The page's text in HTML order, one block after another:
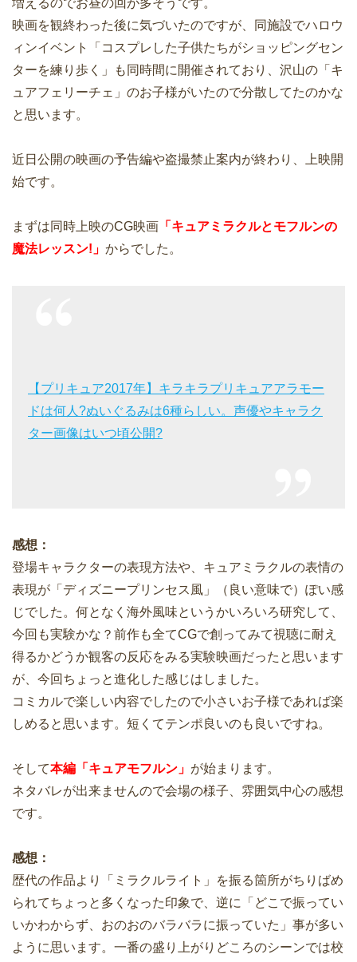
増えるのでお昼の回が多そうです。
映画を観終わった後に気づいたのですが、同施設でハロウ
ィンイベント「コスプレした子供たちがショッピングセン
ターを練り歩く」も同時間に開催されており、沢山の「キ
ュアフェリーチェ」のお子様がいたので分散してたのかな
と思います。
近日公開の映画の予告編や盗撮禁止案内が終わり、上映開
始です。
まずは同時上映のCG映画 「キュアミラクルとモフルンの
魔法レッスン!」 からでした。
【プリキュア2017年】キラキラプリキュアアラモー
ドは何人?ぬいぐるみは6種らしい。声優やキャラク
ター画像はいつ頃公開?
感想：
登場キャラクターの表現方法や、キュアミラクルの表情の
表現が「ディズニープリンセス風」（良い意味で）ぽい感
じでした。何となく海外風味というかいろいろ研究して、
今回も実験かな？前作も全てCGで創ってみて視聴に耐え
得るかどうか観客の反応をみる実験映画だったと思います
が、今回ちょっと進化した感じはしました。
コミカルで楽しい内容でしたので小さいお子様であれば楽
しめると思います。短くてテンポ良いのも良いですね。
そして本編「キュアモフルン」 が始まります。
ネタバレが出来ませんので会場の様子、雰囲気中心の感想
です。
感想：
歴代の作品より「ミラクルライト」を振る箇所がちりばめ
られてちょっと多くなった印象で、逆に「どこで振ってい
いかわからず、おのおのバラバラに振っていた」事が多い
ように思います。一番の盛り上がりどころのシーンでは校